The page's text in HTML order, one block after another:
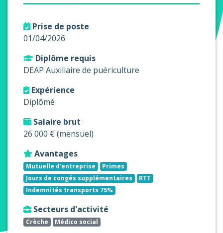
Prise de poste
01/04/2026
Diplôme requis
DEAP Auxiliaire de puériculture
Expérience
Diplômé
Salaire brut
26 000 € (mensuel)
Avantages
Mutuelle d'entreprise
Primes
Jours de congés supplémentaires
RTT
Indemnités transports 75%
Secteurs d'activité
Crèche Médico social